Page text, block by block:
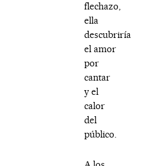
flechazo,
ella
descubriría
el amor
por
cantar
y el
calor
del
público.